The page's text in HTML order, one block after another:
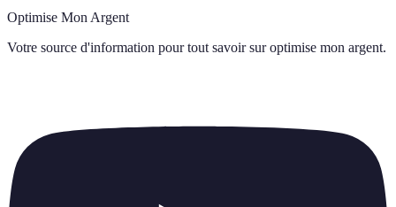
Optimise Mon Argent
Votre source d'information pour tout savoir sur optimise mon argent.